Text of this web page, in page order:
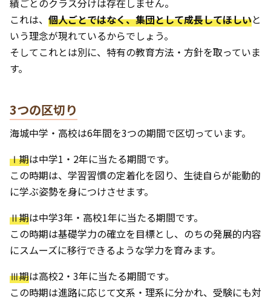
これは、 個人ごとではなく、集団として成長してほしいと
いう理念が現れているからでしょう。
そしてこれとは別に、特有の教育方法・方針を取っていま
す。
3つの区切り
海城中学・高校は6年間を3つの期間で区切っています。
Ⅰ期は中学1・2年に当たる期間です。
この時期は、学習習慣の定着化を図り、生徒自らが能動的
に学ぶ姿勢を身につけさせます。
Ⅱ期は中学3年・高校1年に当たる期間です。
この時期は基礎学力の確立を目標とし、のちの発展的内容
にスムーズに移行できるような学力を育みます。
Ⅲ期は高校2・3年に当たる期間です。
この時期は進路に応じて文系・理系に分かれ、受験にも対